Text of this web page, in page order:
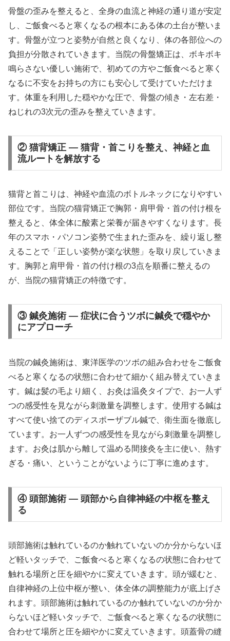
骨盤の歪みを整えると、全身の血流と神経の通り道が安定
し、ご飯食べると寒くなるの根本にある体の土台が整いま
す。骨盤が立つと姿勢が自然と良くなり、体の各部位への
負担が分散されていきます。当院の骨盤矯正は、ボキボキ
鳴らさない優しい施術で、初めての方やご飯食べると寒く
なるに不安をお持ちの方にも安心して受けていただけま
す。体重を利用した穏やかな圧で、骨盤の傾き・左右差・
ねじれの3次元の歪みを整えていきます。
② 猫背矯正 — 猫背・首こりを整え、神経と血
流ルートを解放する
猫背と首こりは、神経や血流のボトルネックになりやすい
部位です。当院の猫背矯正で胸郭・肩甲骨・首の付け根を
整えると、体全体に酸素と栄養が届きやすくなります。長
年のスマホ・パソコン姿勢で生まれた歪みを、繰り返し整
えることで「正しい姿勢が楽な状態」を取り戻していきま
す。胸郭と肩甲骨・首の付け根の3点を順番に整えるの
が、当院の猫背矯正の特徴です。
③ 鍼灸施術 — 症状に合うツボに鍼灸で穏やか
にアプローチ
当院の鍼灸施術は、東洋医学のツボの組み合わせをご飯食
べると寒くなるの状態に合わせて細かく組み替えていきま
す。鍼は髪の毛より細く、お灸は温灸タイプで、お一人ず
つの感受性を見ながら刺激量を調整します。使用する鍼は
すべて使い捨てのディスポーザブル鍼で、衛生面を徹底し
ています。お一人ずつの感受性を見ながら刺激量を調整し
ます。お灸は肌から離して温める間接灸を主に使い、熱す
ぎる・痛い、ということがないように丁寧に進めます。
④ 頭部施術 — 頭部から自律神経の中枢を整え
る
頭部施術は触れているのか触れていないのか分からないほ
ど軽いタッチで、ご飯食べると寒くなるの状態に合わせて
触れる場所と圧を細やかに変えていきます。頭が緩むと、
自律神経の上位中枢が整い、体全体の調整能力が底上げさ
れます。頭部施術は触れているのか触れていないのか分か
らないほど軽いタッチで、ご飯食べると寒くなるの状態に
合わせて場所と圧を細やかに変えていきます。頭蓋骨の縫